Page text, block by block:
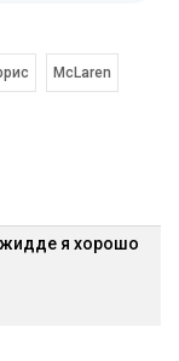
McLaren
я хорошо